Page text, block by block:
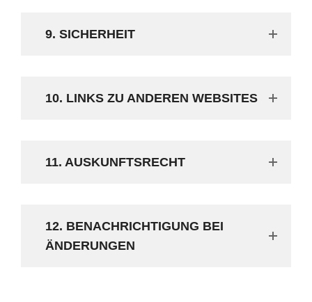
9. SICHERHEIT
10. LINKS ZU ANDEREN WEBSITES
11. AUSKUNFTSRECHT
12. BENACHRICHTIGUNG BEI
ÄNDERUNGEN